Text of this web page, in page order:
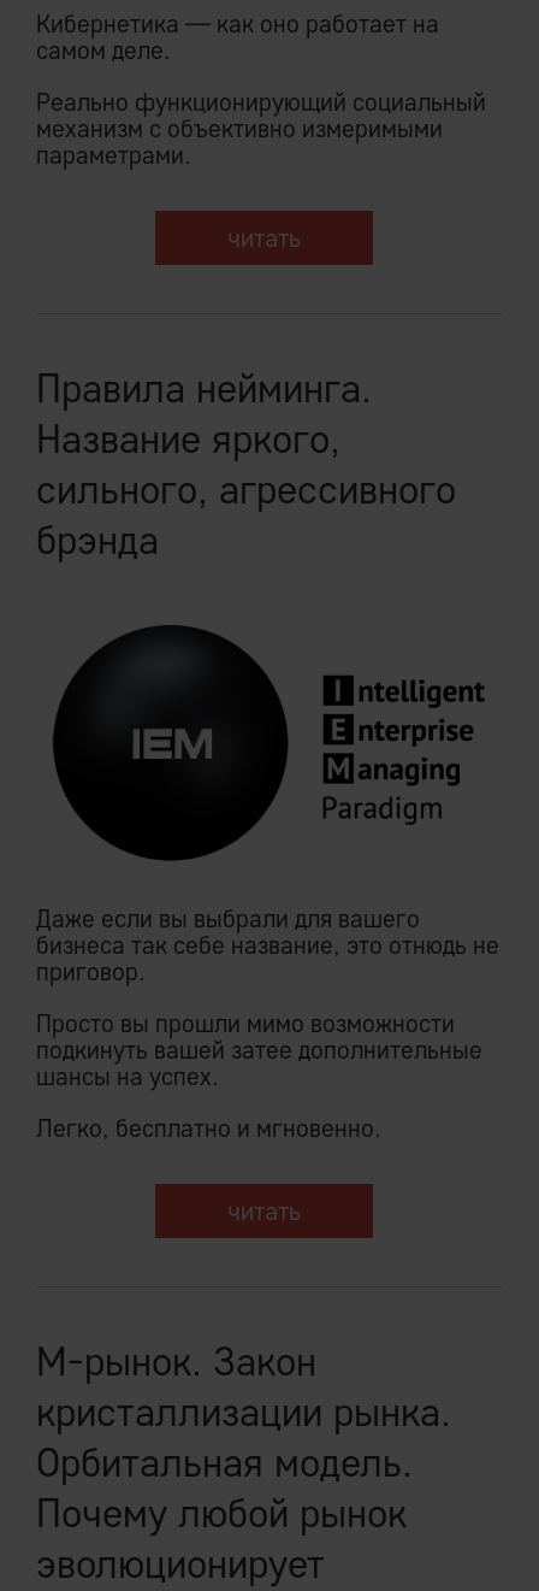
Кибернетика — как оно работает на
самом деле.
Реально функционирующий социальный
механизм с объективно измеримыми
параметрами.
читать
Правила нейминга.
Название яркого,
сильного, агрессивного
брэнда
Даже если вы выбрали для вашего
бизнеса так себе название, это отнюдь не
приговор.
Просто вы прошли мимо возможности
подкинуть вашей затее дополнительные
шансы на успех.
Легко, бесплатно и мгновенно.
читать
М-рынок. Закон
кристаллизации рынка.
Орбитальная модель.
Почему любой рынок
эволюционирует